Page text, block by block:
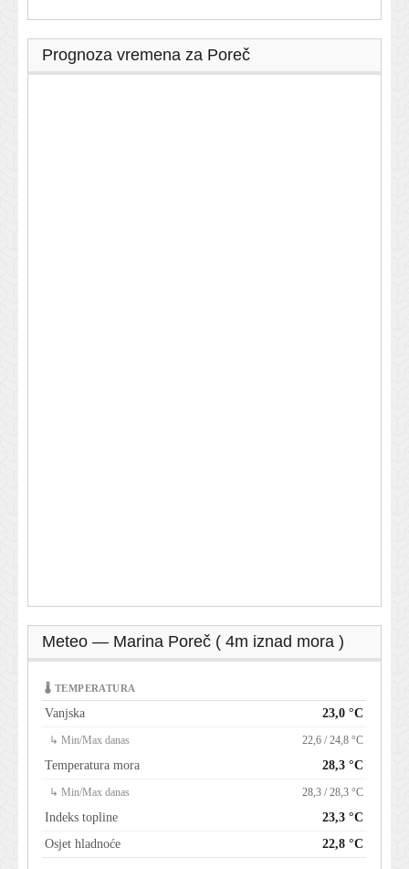
Prognoza vremena za Poreč
Meteo — Marina Poreč ( 4m iznad mora )
🌡 TEMPERATURA
Vanjska 23,0 °C
↳ Min/Max danas 22,6 / 24,8 °C
Temperatura mora 28,3 °C
↳ Min/Max danas 28,3 / 28,3 °C
Indeks topline
23,3 °C
Osjet hladnoće
22,8 °C